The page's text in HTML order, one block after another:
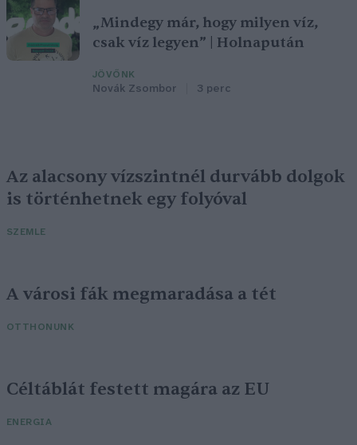
„Mindegy már, hogy milyen víz,
csak víz legyen” | Holnapután
JÖVŐNK
Novák Zsombor 3 perc
Az alacsony vízszintnél durvább dolgok
is történhetnek egy folyóval
SZEMLE
A városi fák megmaradása a tét
OTTHONUNK
Céltáblát festett magára az EU
ENERGIA